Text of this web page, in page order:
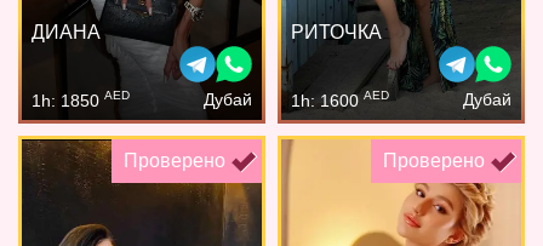
ДИАНА
1h: 1850 AED Дубай
РИТОЧКА
1h: 1600 AED Дубай
Проверено Проверено